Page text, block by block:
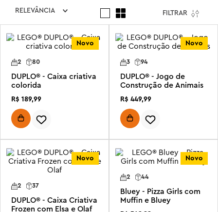
RELEVÂNCIA FILTRAR
Novo
80
2
DUPLO® - Caixa criativa
colorida
R$ 189,99
Novo
3 94
DUPLO® - Jogo de
Construção de Animais
R$ 449,99
Novo
2 37
DUPLO® - Caixa Criativa
Frozen com Elsa e Olaf
Novo
44
2
Bluey - Pizza Girls com
Muffin e Bluey